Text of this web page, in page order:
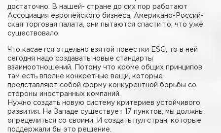
достаточно. В нашей- стране до сих пор работают
Ассоциация европейского бизнеса, Американо-Россий­
ская торговая палата, они пытаются спасти то, что уже
существовало.
Что касается отдельно взятой повестки ESG, то в ней
сегодня надо создавать новые стандарты
взаимоотношений. Потому что кроме общих принципов
там есть вполне конкретные вещи, которые
представляют собой форму конкурентной борьбы со
стороны иностранных компаний.
Нужно создать новую систему критериев устойчивого
развития. На Западе существует 17 пунктов, мы должны
определиться со своими. И создать пул стран, которые
поддержали бы это решение.